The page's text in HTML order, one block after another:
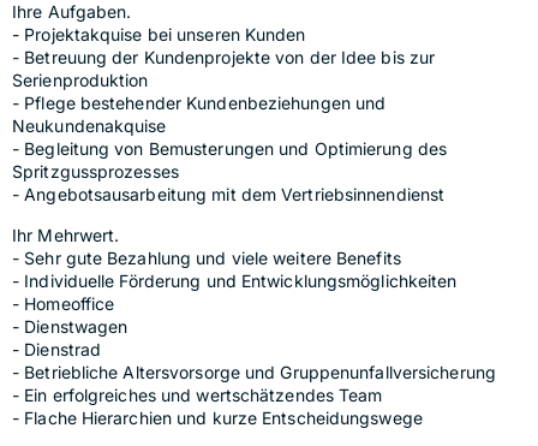
Ihre Aufgaben.
- Projektakquise bei unseren Kunden
- Betreuung der Kundenprojekte von der Idee bis zur
Serienproduktion
- Pflege bestehender Kundenbeziehungen und
Neukundenakquise
- Begleitung von Bemusterungen und Optimierung des
Spritzgussprozesses
- Angebotsausarbeitung mit dem Vertriebsinnendienst
Ihr Mehrwert.
- Sehr gute Bezahlung und viele weitere Benefits
- Individuelle Förderung und Entwicklungsmöglichkeiten
- Homeoffice
- Dienstwagen
- Dienstrad
- Betriebliche Altersvorsorge und Gruppenunfallversicherung
- Ein erfolgreiches und wertschätzendes Team
- Flache Hierarchien und kurze Entscheidungswege